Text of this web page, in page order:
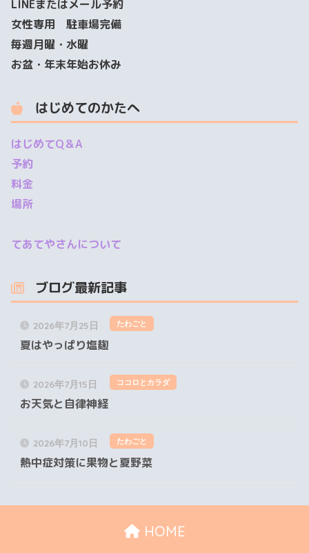
LINEまたはメール予約
女性専用 駐車場完備
毎週月曜・水曜
お盆・年末年始お休み
はじめてのかたへ
はじめてQ＆A
予約
料金
場所
てあてやさんについて
ブログ最新記事
2026年7月25日
夏はやっぱり塩麹
たわごと
2026年7月15日
お天気と自律神経
ココロとカラダ
2026年7月10日
熱中症対策に果物と夏野菜
たわごと
HOME